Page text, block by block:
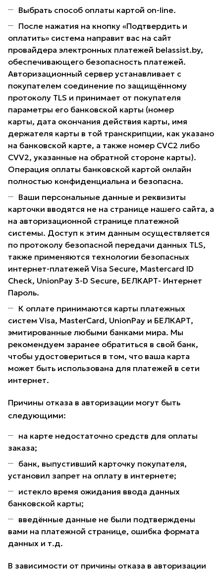
Выбрать способ оплаты картой on-line.
После нажатия на кнопку «Подтвердить и
оплатить» система направит вас на сайт
провайдера электронных платежей belassist.by,
обеспечивающего безопасность платежей.
Авторизационный сервер устанавливает с
покупателем соединение по защищённому
протоколу TLS и принимает от покупателя
параметры его банковской карты (номер
карты, дата окончания действия карты, имя
держателя карты в той транскрипции, как указано
на банковской карте, а также номер CVC2 либо
CVV2, указанные на обратной стороне карты).
Операция оплаты банковской картой онлайн
полностью конфиденциальна и безопасна.
Ваши персональные данные и реквизиты
карточки вводятся не на странице нашего сайта, а
на авторизационной странице платежной
системы. Доступ к этим данным осуществляется
по протоколу безопасной передачи данных TLS,
также применяются технологии безопасных
интернет-платежей Visa Secure, Mastercard ID
Check, UnionPay 3-D Secure, БЕЛКАРТ- Интернет
Пароль.
К оплате принимаются карты платежных
систем Visa, MasterCard, UnionPay и БЕЛКАРТ,
эмитированные любыми банками мира. Мы
рекомендуем заранее обратиться в свой банк,
чтобы удостовериться в том, что ваша карта
может быть использована для платежей в сети
интернет.
Причины отказа в авторизации могут быть
следующими:
на карте недостаточно средств для оплаты
заказа;
банк, выпустивший карточку покупателя,
установил запрет на оплату в интернете;
истекло время ожидания ввода данных
банковской карты;
введённые данные не были подтверждены
вами на платежной странице, ошибка формата
данных и т.д.
В зависимости от причины отказа в авторизации